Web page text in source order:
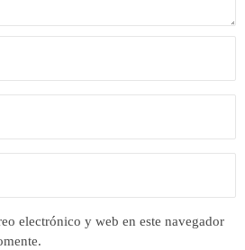
electrónico y web en este navegador